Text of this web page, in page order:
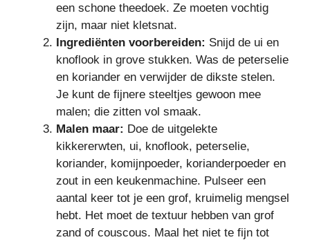
een schone theedoek. Ze moeten vochtig
zijn, maar niet kletsnat.
Ingrediënten voorbereiden: Snijd de ui en
knoflook in grove stukken. Was de peterselie
en koriander en verwijder de dikste stelen.
Je kunt de fijnere steeltjes gewoon mee
malen; die zitten vol smaak.
Malen maar: Doe de uitgelekte
kikkererwten, ui, knoflook, peterselie,
koriander, komijnpoeder, korianderpoeder en
zout in een keukenmachine. Pulseer een
aantal keer tot je een grof, kruimelig mengsel
hebt. Het moet de textuur hebben van grof
zand of couscous. Maal het niet te fijn tot